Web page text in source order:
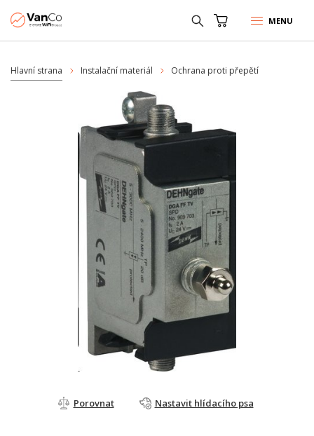
MENU
Hlavní strana Instalační materiál Ochrana proti přepětí
Porovnat Nastavit hlídacího psa